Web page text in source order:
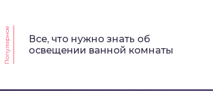
Популярное
Все, что нужно знать об
освещении ванной комнаты